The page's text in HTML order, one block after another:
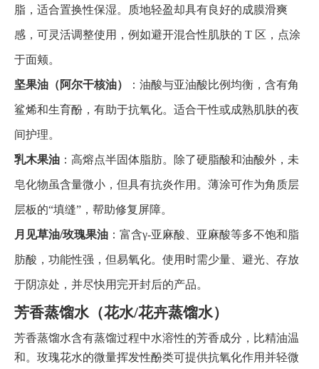
脂，适合置换性保湿。质地轻盈却具有良好的成膜滑爽
感，可灵活调整使用，例如避开混合性肌肤的 T 区，点涂
于面颊。
坚果油（阿尔干核油） ：油酸与亚油酸比例均衡，含有角
鲨烯和生育酚，有助于抗氧化。适合干性或成熟肌肤的夜
间护理。
乳木果油 ：高熔点半固体脂肪。除了硬脂酸和油酸外，未
皂化物虽含量微小，但具有抗炎作用。薄涂可作为角质层
层板的“填缝”，帮助修复屏障。
月见草油/玫瑰果油 ：富含γ-亚麻酸、亚麻酸等多不饱和脂
肪酸，功能性强，但易氧化。使用时需少量、避光、存放
于阴凉处，并尽快用完开封后的产品。
芳香蒸馏水（花水/花卉蒸馏水）
芳香蒸馏水含有蒸馏过程中水溶性的芳香成分，比精油温
和。玫瑰花水的微量挥发性酚类可提供抗氧化作用并轻微